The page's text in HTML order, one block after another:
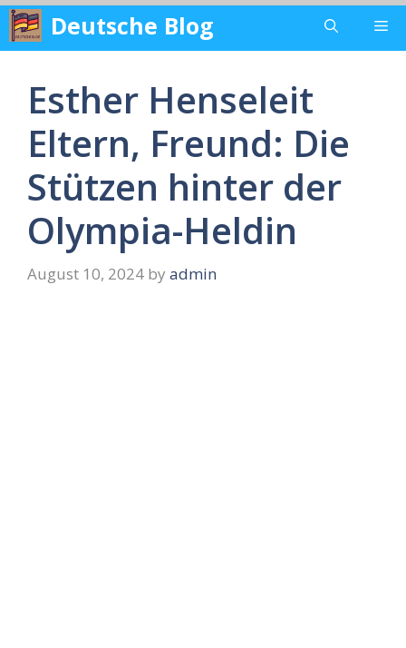
Skip
content
Deutsche Blog
Esther Henseleit
Eltern, Freund: Die
Stützen hinter der
Olympia-Heldin
August 10, 2024 by admin